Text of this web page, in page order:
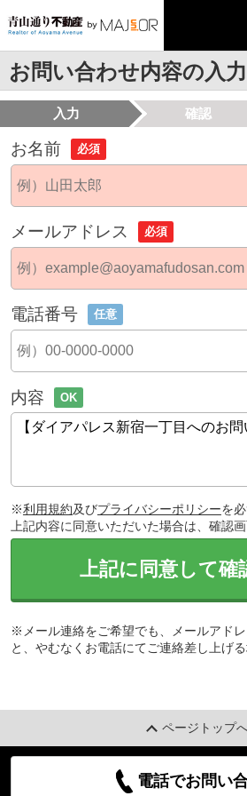
お問い合わせ内容の入力
入力 確認
お名前 必須
メールアドレス 必須
電話番号 任意
内容 OK
※利用規約及びプライバシーポリシーを
上記内容に同意いただいた場合は、確認
上記に同意して確
※メール連絡をご希望でも、メールアド
と、やむなくお電話にてご連絡差し上げる
ページトップ
電話でお問い